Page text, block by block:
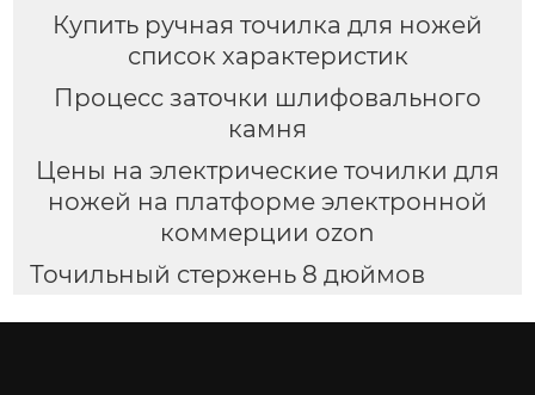
Купить ручная точилка для ножей
список характеристик
Процесс заточки шлифовального
камня
Цены на электрические точилки для
ножей на платформе электронной
коммерции ozon
Точильный стержень 8 дюймов